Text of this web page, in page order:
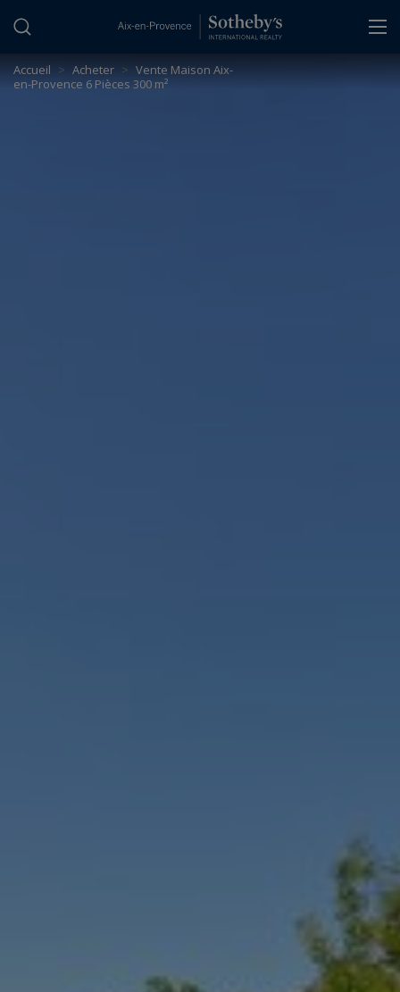
Accueil > Acheter > Vente Maison Aix-
en-Provence 6 Pièces 300 m²